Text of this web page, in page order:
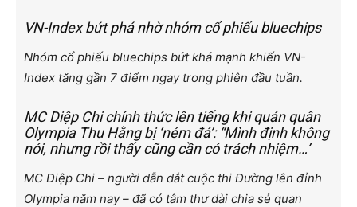
VN-Index bứt phá nhờ nhóm cổ phiếu bluechips
Nhóm cổ phiếu bluechips bứt khá mạnh khiến VN-
Index tăng gần 7 điểm ngay trong phiên đầu tuần.
MC Diệp Chi chính thức lên tiếng khi quán quân
Olympia Thu Hằng bị ‘ném đá’: “Mình định không
nói, nhưng rồi thấy cũng cần có trách nhiệm…’
MC Diệp Chi – người dẫn dắt cuộc thi Đường lên đỉnh
Olympia năm nay – đã có tâm thư dài chia sẻ quan